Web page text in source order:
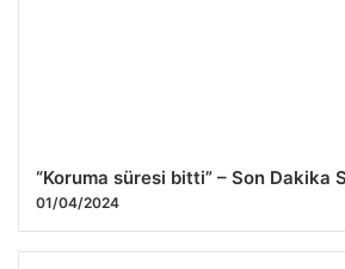
“Koruma süresi bitti” – Son Dakika
01/04/2024